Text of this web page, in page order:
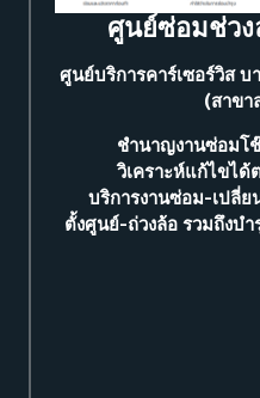
ศูนย์ซ่อมช่ว
ศูนย์บริการคาร์เซอร์วิส
(สาขา
ชำนาญงานซ่อมโ
วิเคราะห์แก้ไขได้
บริการงานซ่อม-เปลี่ย
ตั้งศูนย์-ถ่วงล้อ รวมถึงบ